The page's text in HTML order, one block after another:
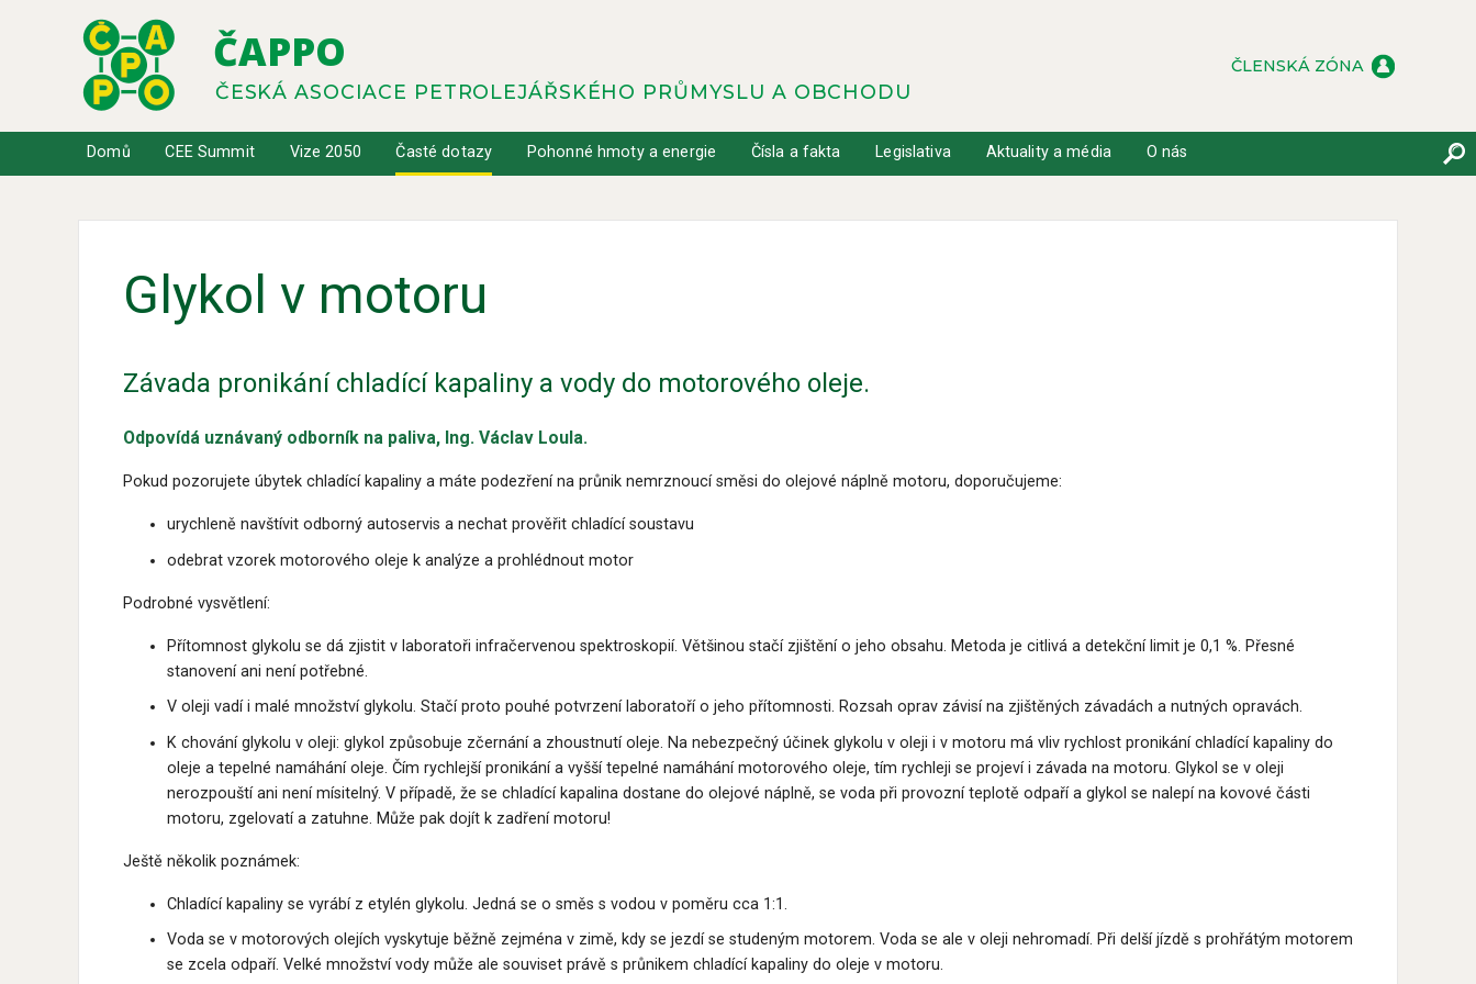
ČAPPO
ČESKÁ ASOCIACE PETROLEJÁŘSKÉHO PRŮMYSLU A OBCHODU
ČLENSKÁ ZÓNA
Domů CEE Summit Vize 2050 Časté dotazy Pohonné hmoty a energie Čísla a fakta Legislativa Aktuality a média O nás
Glykol v motoru
Závada pronikání chladící kapaliny a vody do motorového oleje.
Odpovídá uznávaný odborník na paliva, Ing. Václav Loula.
Pokud pozorujete úbytek chladící kapaliny a máte podezření na průnik nemrznoucí směsi do olejové náplně motoru, doporučujeme:
urychleně navštívit odborný autoservis a nechat prověřit chladící soustavu
odebrat vzorek motorového oleje k analýze a prohlédnout motor
Podrobné vysvětlení:
Přítomnost glykolu se dá zjistit v laboratoři infračervenou spektroskopií. Většinou stačí zjištění o jeho obsahu. Metoda je citlivá a detekční limit je 0,1 %. Přesné
stanovení ani není potřebné.
V oleji vadí i malé množství glykolu. Stačí proto pouhé potvrzení laboratoří o jeho přítomnosti. Rozsah oprav závisí na zjištěných závadách a nutných opravách.
K chování glykolu v oleji: glykol způsobuje zčernání a zhoustnutí oleje. Na nebezpečný účinek glykolu v oleji i v motoru má vliv rychlost pronikání chladící kapaliny do
oleje a tepelné namáhání oleje. Čím rychlejší pronikání a vyšší tepelné namáhání motorového oleje, tím rychleji se projeví i závada na motoru. Glykol se v oleji
nerozpouští ani není mísitelný. V případě, že se chladící kapalina dostane do olejové náplně, se voda při provozní teplotě odpaří a glykol se nalepí na kovové části
motoru, zgelovatí a zatuhne. Může pak dojít k zadření motoru!
Ještě několik poznámek:
Chladící kapaliny se vyrábí z etylén glykolu. Jedná se o směs s vodou v poměru cca 1:1.
Voda se v motorových olejích vyskytuje běžně zejména v zimě, kdy se jezdí se studeným motorem. Voda se ale v oleji nehromadí. Při delší jízdě s prohřátým motorem
se zcela odpaří. Velké množství vody může ale souviset právě s průnikem chladící kapaliny do oleje v motoru.